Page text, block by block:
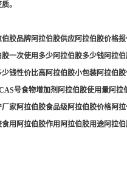
。
胶品牌阿拉伯胶供应阿拉伯胶价
一次使用多少阿拉伯胶多少钱阿
钱性价比高阿拉伯胶小包装阿拉
号食物增加剂阿拉伯胶使用量阿
家阿拉伯胶食品级阿拉伯胶价格
用阿拉伯胶作用阿拉伯胶用途阿拉